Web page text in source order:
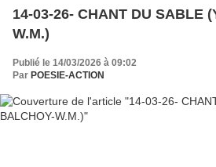
14-03-26- CHANT DU SABLE
W.M.)
Publié le 14/03/2026 à 09:02
Par POESIE-ACTION